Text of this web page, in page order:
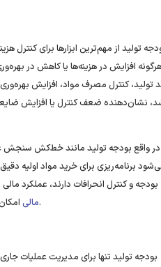
تولید از مهم‌ترین ابزارها برای کنترل
افزایش در هزینه‌ها یا کاهش در
تولید، کنترل مصرف مواد، افزایش
نشان‌دهنده ضعف کنترل یا افزایش
در واقع بودجه تولید مانند خط‌کش سنجش
برنامه‌ریزی برای خرید مواد اولیه
بودجه و کنترل انحرافات دارند، عملکرد
مالیامکان‌پذیر است، زیرا این دوره‌ها مدیران را برای تصمیم‌گیری‌های مبتنی بر داده و تحلیل آماده می‌کند.
بودجه تولید تنها برای مدیریت عملیات